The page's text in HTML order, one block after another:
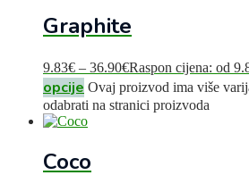
Graphite
9.83€ – 36.90€Raspon cijena: od
opcije Ovaj proizvod ima više
odabrati na stranici proizvoda
Coco